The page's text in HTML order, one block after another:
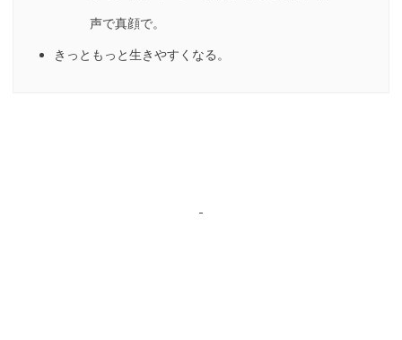
声で真顔で。
きっともっと生きやすくなる。